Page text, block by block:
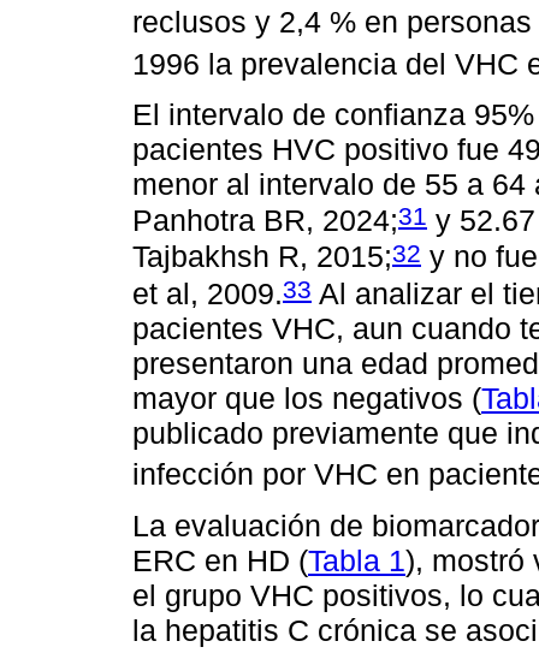
reclusos y 2,4 % en
1996 la prevalencia del VHC
El intervalo de confianza
pacientes HVC positivo fue
menor al intervalo de 55 a
Panhotra BR, 2024;31 y
Tajbakhsh R, 2015;32 y no
et al, 2009.33 Al analizar el
pacientes VHC, aun cuando
presentaron una edad
mayor que los negativos (
publicado previamente que
infección por VHC en
La evaluación de
ERC en HD (Tabla 1), mostró
el grupo VHC positivos, lo
la hepatitis C crónica se